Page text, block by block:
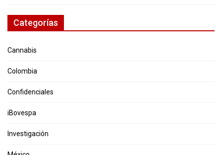
Categorías
Cannabis
Colombia
Confidenciales
iBovespa
Investigación